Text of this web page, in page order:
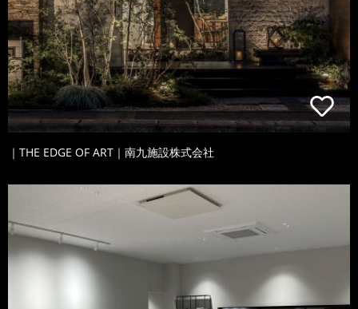
｜THE EDGE OF ART｜南九施設株式会社